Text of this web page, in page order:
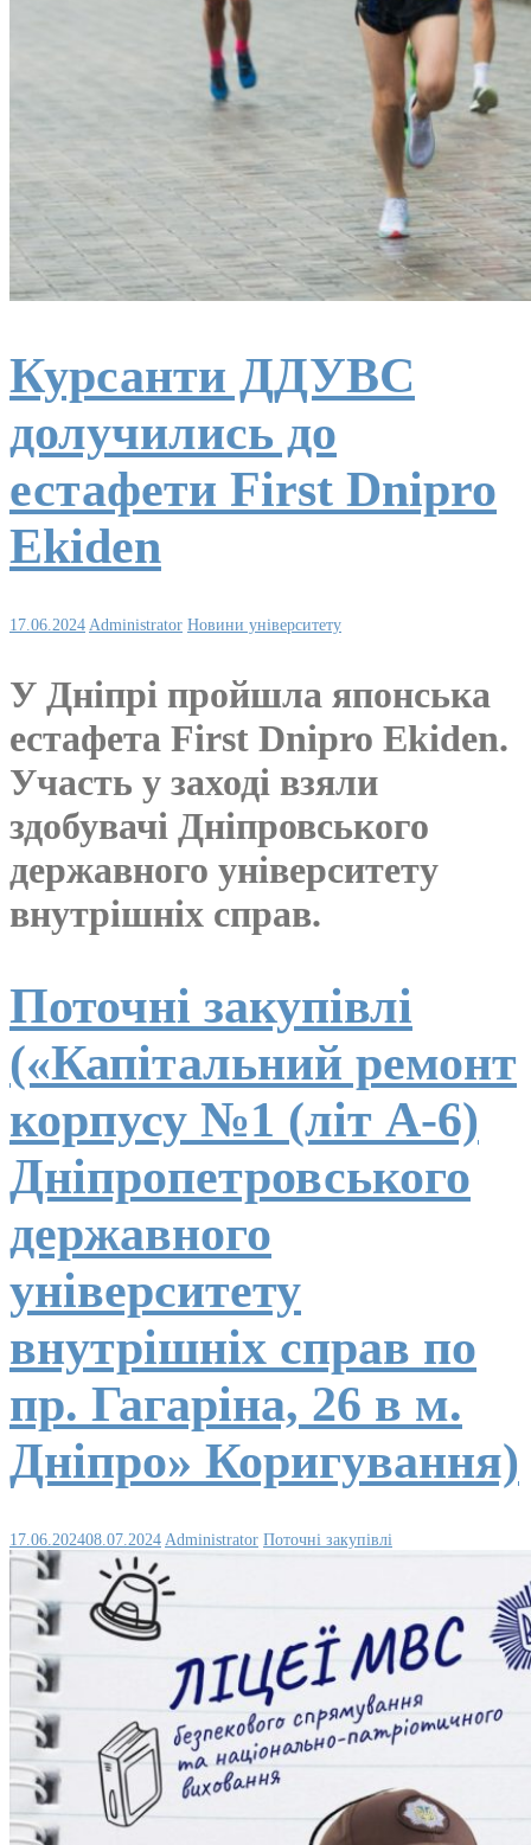
Курсанти ДДУВС
долучились до
естафети First Dnipro
Ekiden
17.06.2024 Administrator Новини університету
У Дніпрі пройшла японська
естафета First Dnipro Ekiden.
Участь у заході взяли
здобувачі Дніпровського
державного університету
внутрішніх справ.
Поточні закупівлі
(«Капітальний ремонт
корпусу №1 (літ А-6)
Дніпропетровського
державного
університету
внутрішніх справ по
пр. Гагаріна, 26 в м.
Дніпро» Коригування)
17.06.202408.07.2024 Administrator Поточні закупівлі